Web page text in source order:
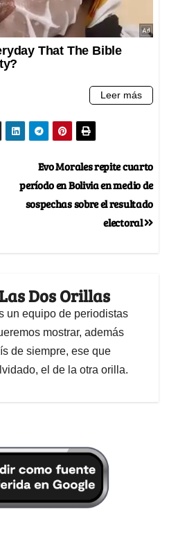
Evo Morales repite cuarto
período en Bolivia en medio de
sospechas sobre el resultado
electoral
Dos Orillas
un equipo de periodistas
mostrar, además
de siempre, ese que
el de la otra orilla.